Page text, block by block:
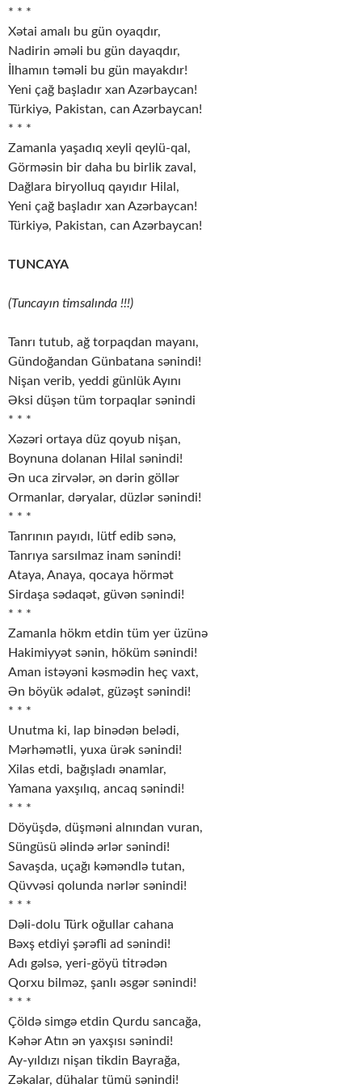
* * *
Xətai amalı bu gün oyaqdır,
Nadirin əməli bu gün dayaqdır,
İlhamın təməli bu gün mayakdır!
Yeni çağ başladır xan Azərbaycan!
Türkiyə, Pakistan, can Azərbaycan!
* * *
Zamanla yaşadıq xeyli qeylü-qal,
Görməsin bir daha bu birlik zaval,
Dağlara biryolluq qayıdır Hilal,
Yeni çağ başladır xan Azərbaycan!
Türkiyə, Pakistan, can Azərbaycan!
TUNCAYA
(Tuncayın timsalında !!!)
Tanrı tutub, ağ torpaqdan mayanı,
Gündoğandan Günbatana sənindi!
Nişan verib, yeddi günlük Ayını
Əksi düşən tüm torpaqlar sənindi
* * *
Xəzəri ortaya düz qoyub nişan,
Boynuna dolanan Hilal sənindi!
Ən uca zirvələr, ən dərin göllər
Ormanlar, dəryalar, düzlər sənindi!
* * *
Tanrının payıdı, lütf edib sənə,
Tanrıya sarsılmaz inam sənindi!
Ataya, Anaya, qocaya hörmət
Sirdaşa sədaqət, güvən sənindi!
* * *
Zamanla hökm etdin tüm yer üzünə
Hakimiyyət sənin, höküm sənindi!
Aman istəyəni kəsmədin heç vaxt,
Ən böyük ədalət, güzəşt sənindi!
* * *
Unutma ki, lap binədən belədi,
Mərhəmətli, yuxa ürək sənindi!
Xilas etdi, bağışladı ənamlar,
Yamana yaxşılıq, ancaq sənindi!
* * *
Döyüşdə, düşməni alnından vuran,
Süngüsü əlində ərlər sənindi!
Savaşda, uçağı kəməndlə tutan,
Qüvvəsi qolunda nərlər sənindi!
* * *
Dəli-dolu Türk oğullar cahana
Bəxş etdiyi şərəfli ad sənindi!
Adı gəlsə, yeri-göyü titrədən
Qorxu bilməz, şanlı əsgər sənindi!
* * *
Çöldə simgə etdin Qurdu sancağa,
Kəhər Atın ən yaxşısı sənindi!
Ay-yıldızı nişan tikdin Bayrağa,
Zəkalar, dühalar tümü sənindi!